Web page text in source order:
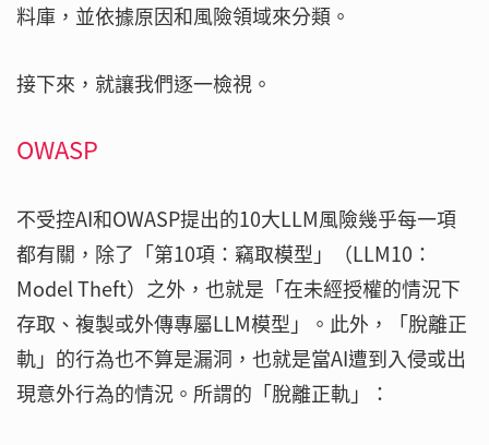
料庫，並依據原因和風險領域來分類。
接下來，就讓我們逐一檢視。
OWASP
不受控AI和OWASP提出的10大LLM風險幾乎每一項
都有關，除了「第10項：竊取模型」（LLM10：
Model Theft）之外，也就是「在未經授權的情況下
存取、複製或外傳專屬LLM模型」。此外，「脫離正
軌」的行為也不算是漏洞，也就是當AI遭到入侵或出
現意外行為的情況。所謂的「脫離正軌」：